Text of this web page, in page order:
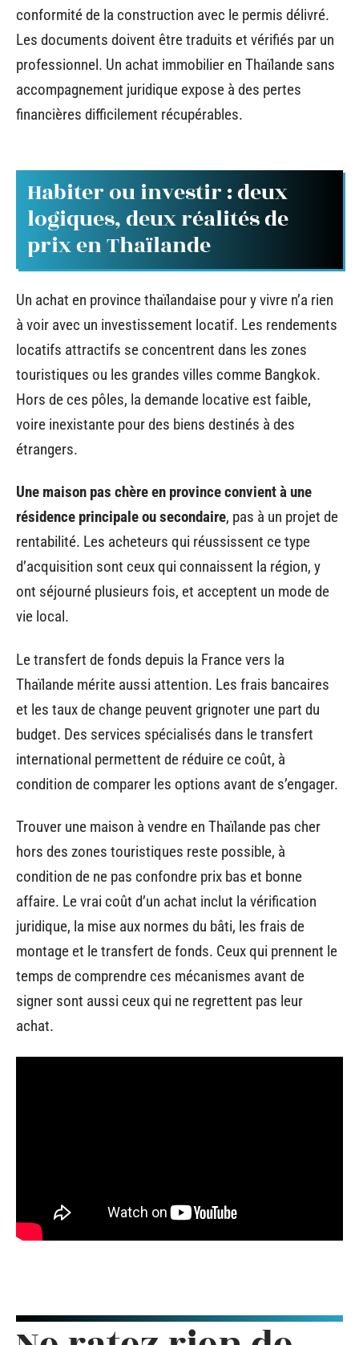
conformité de la construction avec le permis délivré.
Les documents doivent être traduits et vérifiés par un
professionnel. Un achat immobilier en Thaïlande sans
accompagnement juridique expose à des pertes
financières difficilement récupérables.
Habiter ou investir : deux
logiques, deux réalités de
prix en Thaïlande
Un achat en province thaïlandaise pour y vivre n’a rien
à voir avec un investissement locatif. Les rendements
locatifs attractifs se concentrent dans les zones
touristiques ou les grandes villes comme Bangkok.
Hors de ces pôles, la demande locative est faible,
voire inexistante pour des biens destinés à des
étrangers.
Une maison pas chère en province convient à une
résidence principale ou secondaire, pas à un projet de
rentabilité. Les acheteurs qui réussissent ce type
d’acquisition sont ceux qui connaissent la région, y
ont séjourné plusieurs fois, et acceptent un mode de
vie local.
Le transfert de fonds depuis la France vers la
Thaïlande mérite aussi attention. Les frais bancaires
et les taux de change peuvent grignoter une part du
budget. Des services spécialisés dans le transfert
international permettent de réduire ce coût, à
condition de comparer les options avant de s’engager.
Trouver une maison à vendre en Thaïlande pas cher
hors des zones touristiques reste possible, à
condition de ne pas confondre prix bas et bonne
affaire. Le vrai coût d’un achat inclut la vérification
juridique, la mise aux normes du bâti, les frais de
montage et le transfert de fonds. Ceux qui prennent le
temps de comprendre ces mécanismes avant de
signer sont aussi ceux qui ne regrettent pas leur
achat.